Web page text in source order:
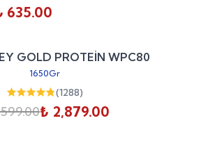
635.00
GOLD PROTEİN WPC80
1650Gr
(1288)
₺ 2,879.00